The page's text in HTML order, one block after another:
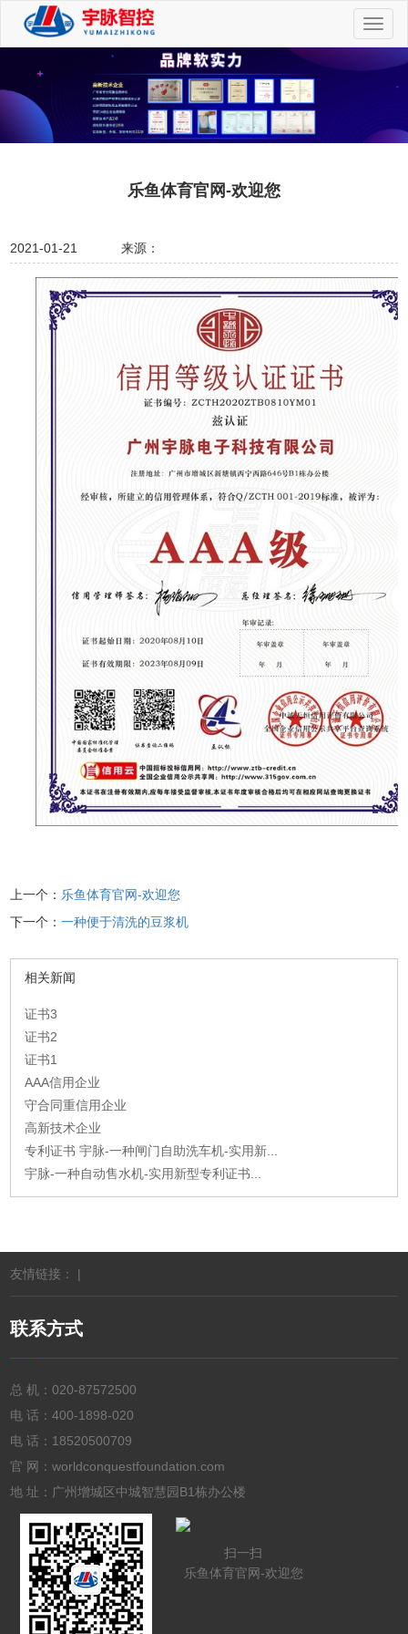
切
换
乐鱼体育官网-欢迎您
2021-01-21 来源：
上一个： 乐鱼体育官网-欢迎您
下一个：一种便于清洗的豆浆机
相关新闻
证书3
证书2
证书1
AAA信用企业
守合同重信用企业
高新技术企业
专利证书 宇脉-一种闸门自助洗车机-实用新...
宇脉-一种自动售水机-实用新型专利证书...
友情链接： |
联系方式
总 机：020-87572500
电 话：400-1898-020
电 话： 18520500709
官 网：worldconquestfoundation.com
地 址：广州增城区中城智慧园B1栋办公楼
扫一扫
乐鱼体育官网-欢迎您